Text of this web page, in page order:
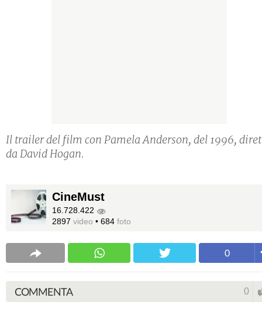
Il trailer del film con Pamela Anderson, del 1996,
da David Hogan.
CineMust
16.728.422
2897 video • 684 foto
0
COMMENTA 0